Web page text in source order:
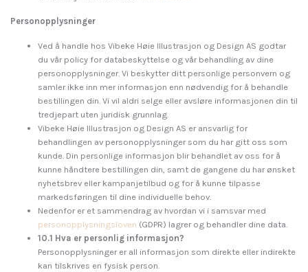
Personopplysninger
Ved å handle hos Vibeke Høie Illustrasjon og Design AS godtar
du vår policy for databeskyttelse og vår behandling av dine
personopplysninger. Vi beskytter ditt personlige personvern og
samler ikke inn mer informasjon enn nødvendig for å behandle
bestillingen din. Vi vil aldri selge eller avsløre informasjonen din til
tredjepart uten juridisk grunnlag.
Vibeke Høie Illustrasjon og Design AS er ansvarlig for
behandlingen av personopplysninger som du har gitt oss som
kunde. Din personlige informasjon blir behandlet av oss for å
kunne håndtere bestillingen din, samt de gangene du har ønsket
nyhetsbrev eller kampanjetilbud og for å kunne tilpasse
markedsføringen til dine individuelle behov.
Nedenfor er et sammendrag av hvordan vi i samsvar med
personopplysningsloven (GDPR) lagrer og behandler dine data.
10.1 Hva er personlig informasjon?
Personopplysninger er all informasjon som direkte eller indirekte
kan tilskrives en fysisk person.